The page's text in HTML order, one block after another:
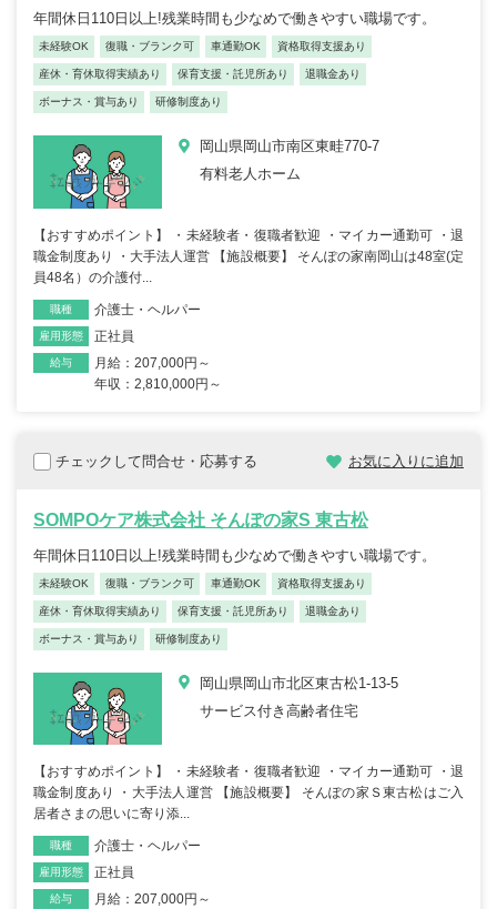
年間休日110日以上!残業時間も少なめで働きやすい職場です。
未経験OK 復職・ブランク可 車通勤OK 資格取得支援あり
産休・育休取得実績あり 保育支援・託児所あり 退職金あり
ボーナス・賞与あり 研修制度あり
岡山県岡山市南区東畦770-7
有料老人ホーム
【おすすめポイント】 ・未経験者・復職者歓迎 ・マイカー通勤可 ・退
職金制度あり ・大手法人運営 【施設概要】 そんぽの家南岡山は48室(定
員48名）の介護付...
職種 介護士・ヘルパー
雇用形態 正社員
給与
月給：207,000円～
年収：2,810,000円～
チェックして問合せ・応募する お気に入りに追加
SOMPOケア株式会社 そんぽの家S 東古松
年間休日110日以上!残業時間も少なめで働きやすい職場です。
未経験OK 復職・ブランク可 車通勤OK 資格取得支援あり
産休・育休取得実績あり 保育支援・託児所あり 退職金あり
ボーナス・賞与あり 研修制度あり
岡山県岡山市北区東古松1-13-5
サービス付き高齢者住宅
【おすすめポイント】 ・未経験者・復職者歓迎 ・マイカー通勤可 ・退
職金制度あり ・大手法人運営 【施設概要】 そんぽの家Ｓ東古松はご入
居者さまの思いに寄り添...
職種 介護士・ヘルパー
雇用形態 正社員
給与
月給：207,000円～